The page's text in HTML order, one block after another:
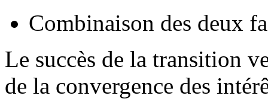
Combinaison des deux
Le succès de la transition
de la convergence des